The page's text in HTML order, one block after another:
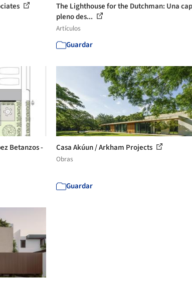
The Lighthouse for the Dutchman: Una
pleno des...
Artículos
Guardar
Betanzos -
Casa Akúun / Arkham Projects
Obras
Guardar